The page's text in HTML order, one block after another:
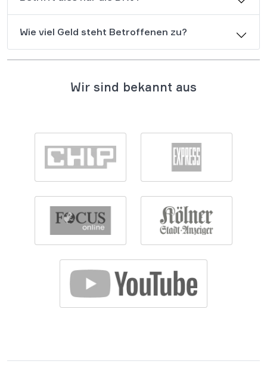
Wie viel Geld steht Betroffenen zu?
Wir sind bekannt aus